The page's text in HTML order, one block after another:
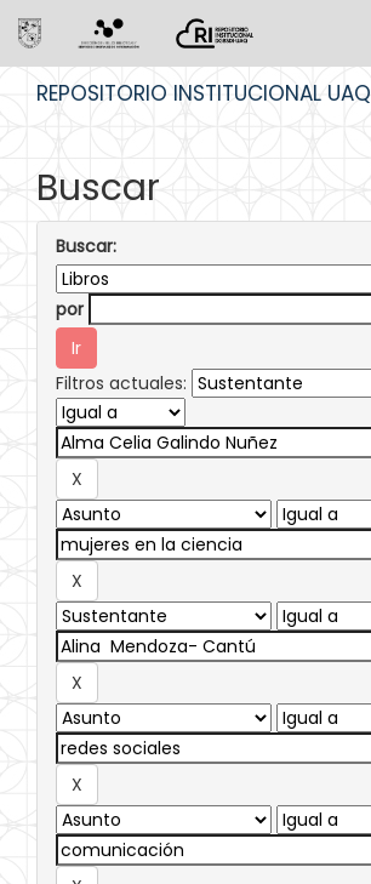
REPOSITORIO INSTITUCIONAL UAQ
Buscar
Buscar:
por
Filtros actuales: